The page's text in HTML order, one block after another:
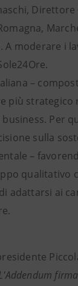
Direttore
A moderare i
–
più
Per
sulla
–
qualitativo
adattarsi ai